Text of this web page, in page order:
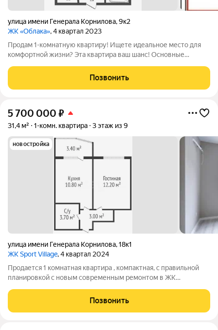
улица имени Генерала Корнилова,9к2
ЖК «Облака», 4 квартал 2023
Продам 1-комнатную квартиру! Ищете идеальное место для
комфортной жизни? Эта квартира ваш шанс! Основные
кирпичного дома. Площадь квартира 34,5 м2. Удобная
планировка: прихожая 4,2 м2, совмещенный
Позвонить
5 700 000 ₽
31,4 м² 1-комн. квартира 3 этаж из 9
новостройка
улица имени Генерала Корнилова,18к1
ЖК Sport Village, 4 квартал 2024
Продается 1 комнатная квартира , компактная, с правильной
планировкой с новым современным ремонтом в ЖК
Краснодара. Ремонт сделан в теплых однотонных тонах в
современном стиле. Ванная комната и
Позвонить